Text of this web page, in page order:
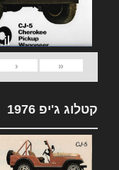
«
‹
קטלוג ג'יפ 1976